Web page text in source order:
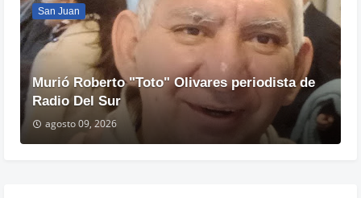
San Juan
Murió Roberto "Toto" Olivares periodista de
Radio Del Sur
agosto 09, 2026